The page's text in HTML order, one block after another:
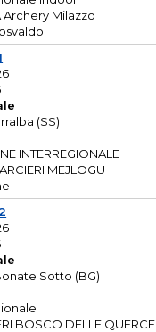
Archery Milazzo
(SS)
INTERREGIONALE
MEJLOGU
Sotto (BG)
BOSCO DELLE QUERCE